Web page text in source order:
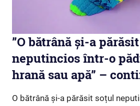
”O bătrână și-a
neputincios într-o
hrană sau apă” –
O bătrână și-a părăsit soțul